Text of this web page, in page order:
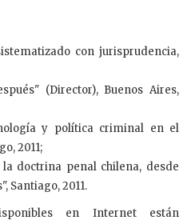
con jurisprudencia,
(Director), Buenos Aires,
y política criminal en el
2011;
doctrina penal chilena, desde
Santiago, 2011.
en Internet están